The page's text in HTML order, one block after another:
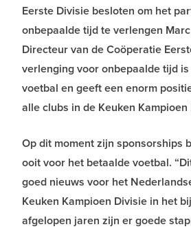
Eerste Divisie besloten om het
onbepaalde tijd te verlengen
Directeur van de Coöperatie
verlenging voor onbepaalde tijd
voetbal en geeft een enorm
alle clubs in de Keuken Kampioen
Op dit moment zijn sponsorships
ooit voor het betaalde voetbal.
goed nieuws voor het
Keuken Kampioen Divisie in het
afgelopen jaren zijn er goede